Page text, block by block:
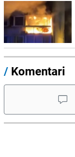
/ Komentari